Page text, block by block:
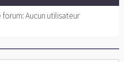
Aucun utilisateur